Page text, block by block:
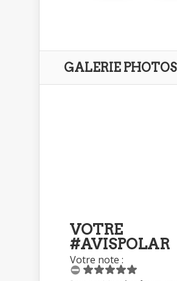
GALERIE PHOTOS
VOTRE
#AVISPOLAR
Votre note :